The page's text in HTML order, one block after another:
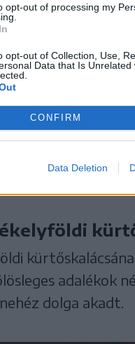
opt-out of processing my
opt-out of Collection, Use,
Data that Is
CONFIRM
Data Deletion
a Nasa
Ozsdolai
az
a
Saitos
adalékok
dolga akadt.